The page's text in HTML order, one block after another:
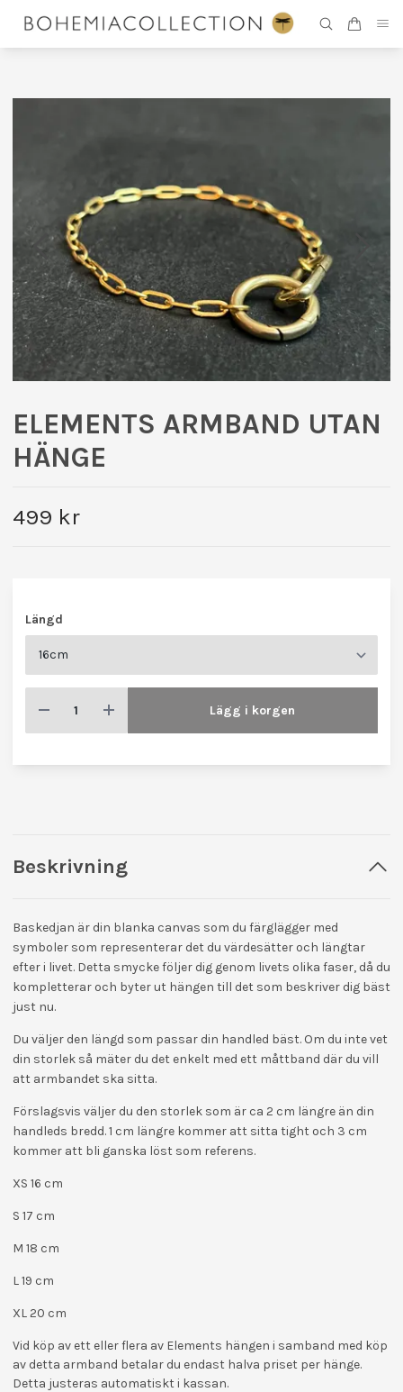
ELEMENTS ARMBAND UTAN
HÄNGE
499 kr
Längd
Lägg i korgen
Beskrivning
Baskedjan är din blanka canvas som du färglägger med
symboler som representerar det du värdesätter och längtar
efter i livet. Detta smycke följer dig genom livets olika faser, då du
kompletterar och byter ut hängen till det som beskriver dig bäst
just nu.
Du väljer den längd som passar din handled bäst. Om du inte vet
din storlek så mäter du det enkelt med ett måttband där du vill
att armbandet ska sitta.
Förslagsvis väljer du den storlek som är ca 2 cm längre än din
handleds bredd. 1 cm längre kommer att sitta tight och 3 cm
kommer att bli ganska löst som referens.
XS 16 cm
S 17 cm
M 18 cm
L 19 cm
XL 20 cm
Vid köp av ett eller flera av Elements hängen i samband med köp
av detta armband betalar du endast halva priset per hänge.
Detta justeras automatiskt i kassan.